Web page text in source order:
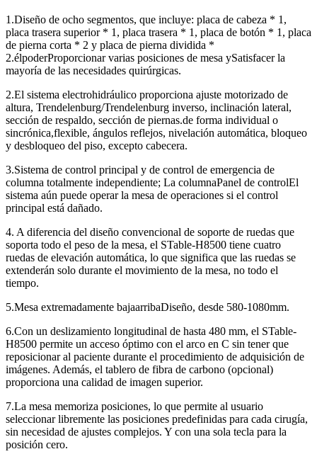
1.Diseño de ocho segmentos, que incluye: placa de cabeza * 1,
placa trasera superior * 1, placa trasera * 1, placa de botón * 1, placa
de pierna corta * 2 y placa de pierna dividida *
2.élpoderProporcionar varias posiciones de mesa ySatisfacer la
mayoría de las necesidades quirúrgicas.
2.El sistema electrohidráulico proporciona ajuste motorizado de
altura, Trendelenburg/Trendelenburg inverso, inclinación lateral,
sección de respaldo, sección de piernas.de forma individual o
sincrónica,flexible, ángulos reflejos, nivelación automática, bloqueo
y desbloqueo del piso, excepto cabecera.
3.Sistema de control principal y de control de emergencia de
columna totalmente independiente; La columnaPanel de controlEl
sistema aún puede operar la mesa de operaciones si el control
principal está dañado.
4. A diferencia del diseño convencional de soporte de ruedas que
soporta todo el peso de la mesa, el STable-H8500 tiene cuatro
ruedas de elevación automática, lo que significa que las ruedas se
extenderán solo durante el movimiento de la mesa, no todo el
tiempo.
5.Mesa extremadamente bajaarribaDiseño, desde 580-1080mm.
6.Con un deslizamiento longitudinal de hasta 480 mm, el STable-
H8500 permite un acceso óptimo con el arco en C sin tener que
reposicionar al paciente durante el procedimiento de adquisición de
imágenes. Además, el tablero de fibra de carbono (opcional)
proporciona una calidad de imagen superior.
7.La mesa memoriza posiciones, lo que permite al usuario
seleccionar libremente las posiciones predefinidas para cada cirugía,
sin necesidad de ajustes complejos. Y con una sola tecla para la
posición cero.